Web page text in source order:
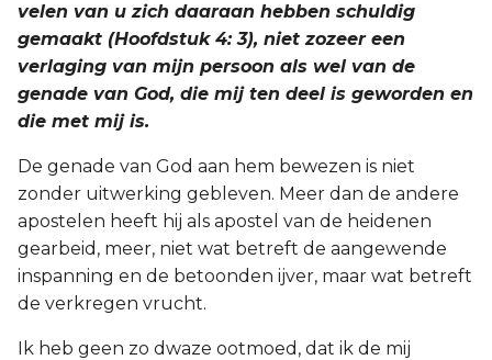
velen van u zich daaraan hebben schuldig
gemaakt (Hoofdstuk 4: 3), niet zozeer een
verlaging van mijn persoon als wel van de
genade van God, die mij ten deel is geworden en
die met mij is.
De genade van God aan hem bewezen is niet
zonder uitwerking gebleven. Meer dan de andere
apostelen heeft hij als apostel van de heidenen
gearbeid, meer, niet wat betreft de aangewende
inspanning en de betoonden ijver, maar wat betreft
de verkregen vrucht.
Ik heb geen zo dwaze ootmoed, dat ik de mij